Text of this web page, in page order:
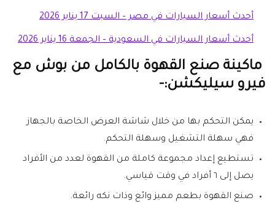
أحدث أسعار السيارات في مصر – السبت 17 يناير 2026
أحدث أسعار السيارات في السعودية – الجمعة 16 يناير 2026
ماكينة صنع القهوة بالكامل من بوش مع
فيرو سيليكشن:-
يمكن التحكم بها من خلال شاشة العرض الخاصة بالجهاز
فهي سهلة التشغيل وسهلة التحكم.
تستطيع إعداد مجموعة كاملة من القهوة لعدد من الأفراد
يصل إلى ٦ أفراد في وقت قياسي.
صنع القهوة بطعم مميز وائع وذات نكه رائعة.